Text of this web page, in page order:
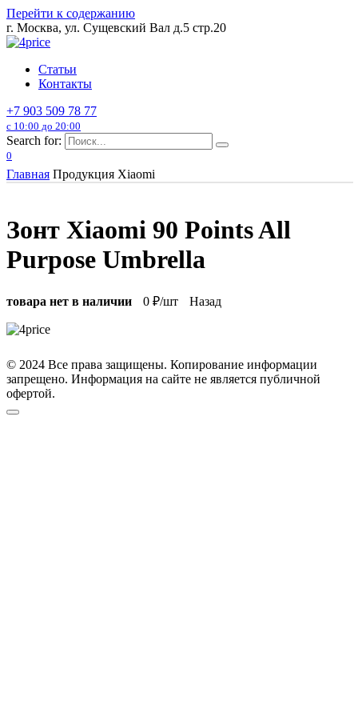
Перейти к содержанию
г. Москва, ул. Сущевский Вал д.5 стр.20
Статьи
Контакты
+7 903 509 78 77
с 10:00 до 20:00
Search for:
0
Главная Продукция Xiaomi
Зонт Xiaomi 90 Points All
Purpose Umbrella
товара нет в наличии 0 ₽/шт Назад
© 2024 Все права защищены. Копирование информации
запрещено. Информация на сайте не является публичной
офертой.